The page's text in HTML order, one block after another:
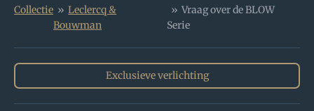
Collectie » Leclercq &
Bouwman
» Vraag over de BLOW
Serie
Exclusieve verlichting